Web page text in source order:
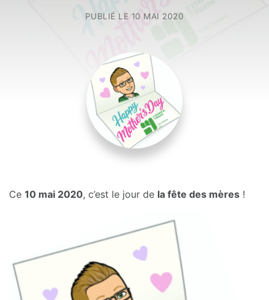
PUBLIÉ LE 10 MAI 2020
Ce 10 mai 2020, c’est le jour de la fête des mères !